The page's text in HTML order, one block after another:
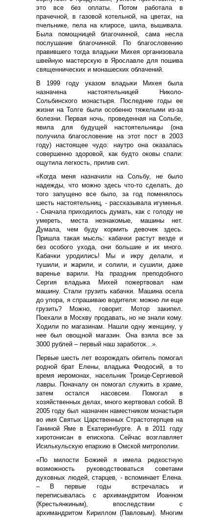
это все без оплаты. Потом работала в
прачечной, в газовой котельной, на цветах, на
пчельнике, пела на клиросе, шила, вышивала.
Была помощницей благочинной, сама несла
послушание благочинной. По благословению
правившего тогда владыки Михея организовала
швейную мастерскую в Ярославле для пошива
священнических и монашеских облачений.
В 1999 году указом владыки Михея была
назначена настоятельницей Николо-
Сольбинского монастыря. Последние годы ее
жизни на Толге были особенно тяжелыми из-за
болезни. Первая ночь, проведенная на Сольбе,
явила для будущей настоятельницы (она
получила благословение на этот пост в 2003
году) настоящее чудо: наутро она оказалась
совершенно здоровой, как будто оковы спали:
ощутила легкость, прилив сил.
«Когда меня назначили на Сольбу, не было
надежды, что можно здесь что-то сделать, до
того запущено все было, за год поменялось
шесть настоятельниц, - рассказывала игуменья.
- Сначала приходилось думать, как с голоду не
умереть, места незнакомые, машины нет.
Думала, чем буду кормить девочек здесь.
Пришла такая мысль: кабачки растут везде и
без особого ухода, они большие и их много.
Кабачки уродились! Мы и икру делали, и
тушили, и жарили, и солили, и сушили, даже
варенье варили. На праздник преподобного
Сергия владыка Михей пожертвовал нам
машину. Стали грузить кабачки. Машина осела
до упора, я спрашиваю водителя: можно ли еще
грузить? Можно, говорит. Мотор закипел.
Поехали в Москву продавать, но не знали кому.
Ходили по магазинам. Нашли одну женщину, у
нее был овощной магазин. Она взяла все за
3000 рублей – первый наш заработок...».
Первые шесть лет возрождать обитель помогал
родной брат Елены, владыка Феодосий, в то
время иеромонах, насельник Троице-Сергиевой
лавры. Поначалу он помогал служить в храме,
затем остался насовсем. Помогал в
хозяйственных делах, много жертвовал собой. В
2005 году был назначен наместником монастыря
во имя Святых Царственных Страстотерпцев на
Ганиной Яме в Екатеринбурге. А в 2011 году
хиротонисан в епископа. Сейчас возглавляет
Исилькульскую епархию в Омской митрополии.
«По милости Божией я имела редкостную
возможность руководствоваться советами
духовных людей, старцев, - вспоминает Елена.
– В первые годы встречалась и
переписывалась с архимандритом Иоанном
(Крестьянкиным), впоследствии с
архимандритом Кириллом (Павловым). Многим